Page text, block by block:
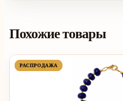
Похожие товары
РАСПРОДАЖА ПРОДАВАЕМЫЙ
ТОВАР
РАСПРОДАЖА ПРОДАВАЕМЫЙ
ТОВАР